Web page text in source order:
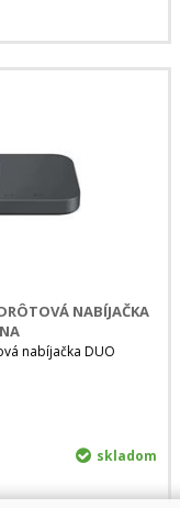
NABÍJAČKA
nabíjačka DUO
skladom